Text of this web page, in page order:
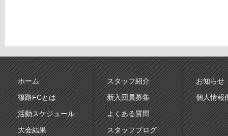
ホーム
篠路FCとは
活動スケジュール
大会結果
スタッフ紹介
新入団員募集
よくある質問
スタッフブログ
お知らせ
個人情報